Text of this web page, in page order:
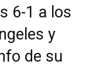
6-1 a los
y
de su